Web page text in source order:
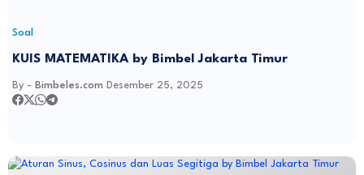
Soal
KUIS MATEMATIKA by Bimbel Jakarta Timur
By - Bimbeles.com Desember 25, 2025